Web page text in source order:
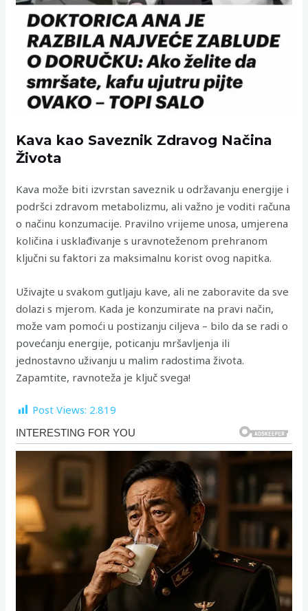
Kava kao Saveznik Zdravog Načina
Života
Kava može biti izvrstan saveznik u održavanju energije i
podršci zdravom metabolizmu, ali važno je voditi računa
o načinu konzumacije. Pravilno vrijeme unosa, umjerena
količina i usklađivanje s uravnoteženom prehranom
ključni su faktori za maksimalnu korist ovog napitka.
Uživajte u svakom gutljaju kave, ali ne zaboravite da sve
dolazi s mjerom. Kada je konzumirate na pravi način,
može vam pomoći u postizanju ciljeva – bilo da se radi o
povećanju energije, poticanju mršavljenja ili
jednostavno uživanju u malim radostima života.
Zapamtite, ravnoteža je ključ svega!
Post Views: 2.819